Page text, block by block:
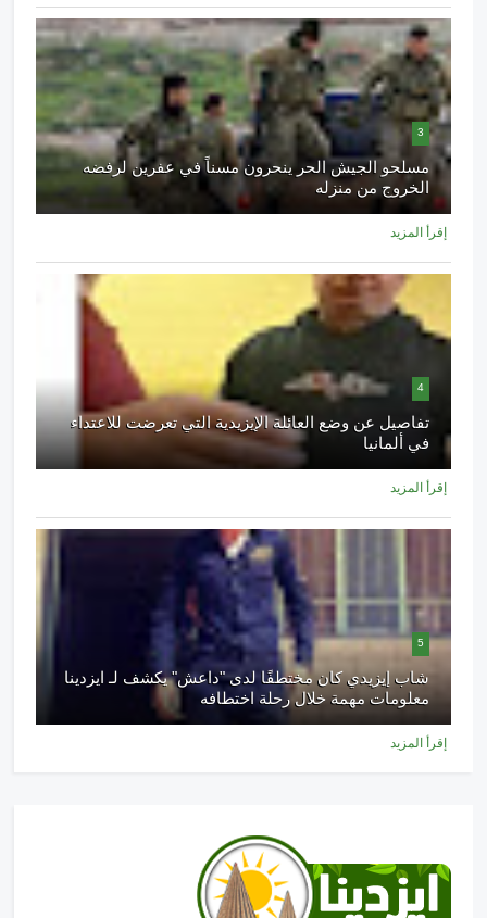
3
مسلحو الجيش الحر ينحرون مسناً في عفرين لرفضه
الخروج من منزله
إقرأ المزيد
4
تفاصيل عن وضع العائلة الإيزيدية التي تعرضت للاعتداء
في ألمانيا
إقرأ المزيد
5
شاب إيزيدي كان مختطفًا لدى "داعش" يكشف لـ ايزدينا
معلومات مهمة خلال رحلة اختطافه
إقرأ المزيد